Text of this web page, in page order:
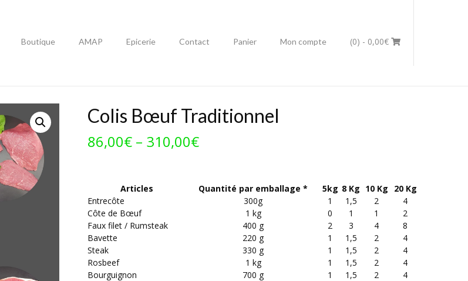
(0) - 0,00€
Boutique AMAP Epicerie Contact Panier Mon compte
Colis Bœuf Traditionnel
86,00€– 310,00€
Articles Quantité par emballage * 5kg 8 Kg 10 Kg
20 Kg
Entrecôte
300g 1 1,5 2
4
Côte de Bœuf
1 kg 0 1 1
2
Faux filet / Rumsteak
400 g 2 3 4
8
Bavette
220 g 1 1,5 2
4
Steak
330 g 1 1,5 2
4
Rosbeef
1 kg 1 1,5 2
4
Bourguignon
700 g 1 1,5 2
4